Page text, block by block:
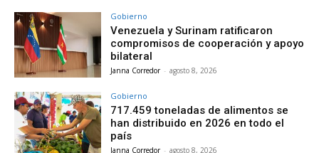
Gobierno
Venezuela y Surinam ratificaron
compromisos de cooperación y apoyo
bilateral
Janna Corredor - agosto 8, 2026
Gobierno
717.459 toneladas de alimentos se
han distribuido en 2026 en todo el
país
Janna Corredor - agosto 8, 2026